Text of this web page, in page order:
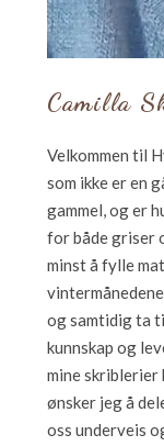
Camilla
Velkommen til
som ikke er en
gammel, og er
for både griser
minst å fylle
og samtidig ta
kunnskap og
mine skriblerier
ønsker jeg å
oss underveis